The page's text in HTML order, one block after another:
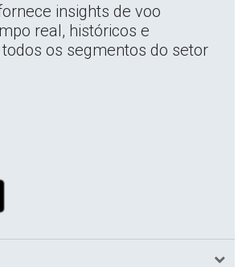
insights de voo
real, históricos e
os segmentos do setor